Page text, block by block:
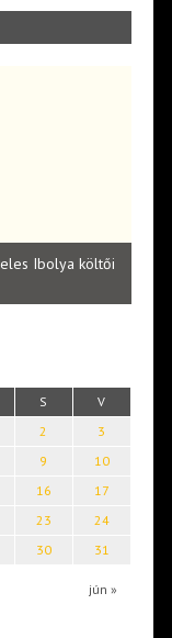
Ibolya költői
S V
jún »
2
3
9
10
16
17
23
24
30 31